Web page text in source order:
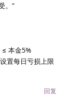
。”
本金5%
置每日亏损上限
回复